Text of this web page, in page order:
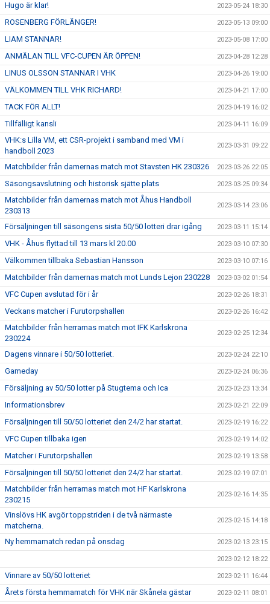
Hugo är klar! 2023-05-24 18:30
ROSENBERG FÖRLÄNGER! 2023-05-13 09:00
LIAM STANNAR! 2023-05-08 17:00
ANMÄLAN TILL VFC-CUPEN ÄR ÖPPEN! 2023-04-28 12:28
LINUS OLSSON STANNAR I VHK 2023-04-26 19:00
VÄLKOMMEN TILL VHK RICHARD! 2023-04-21 17:00
TACK FÖR ALLT! 2023-04-19 16:02
Tillfälligt kansli 2023-04-11 16:09
VHK:s Lilla VM, ett CSR-projekt i samband med VM i
handboll 2023
2023-03-31 09:22
Matchbilder från damernas match mot Stavsten HK 230326 2023-03-26 22:05
Säsongsavslutning och historisk sjätte plats 2023-03-25 09:34
Matchbilder från damernas match mot Åhus Handboll
230313
2023-03-14 23:06
Försäljningen till säsongens sista 50/50 lotteri drar igång 2023-03-11 15:14
VHK - Åhus flyttad till 13 mars kl 20.00 2023-03-10 07:30
Välkommen tillbaka Sebastian Hansson 2023-03-10 07:16
Matchbilder från damernas match mot Lunds Lejon 230228 2023-03-02 01:54
VFC Cupen avslutad för i år 2023-02-26 18:31
Veckans matcher i Furutorpshallen 2023-02-26 16:42
Matchbilder från herrarnas match mot IFK Karlskrona
230224
2023-02-25 12:34
Dagens vinnare i 50/50 lotteriet. 2023-02-24 22:10
Gameday 2023-02-24 06:36
Försäljning av 50/50 lotter på Stugtema och Ica 2023-02-23 13:34
Informationsbrev 2023-02-21 22:09
Försäljningen till 50/50 lotteriet den 24/2 har startat. 2023-02-19 16:22
VFC Cupen tillbaka igen 2023-02-19 14:02
Matcher i Furutorpshallen 2023-02-19 13:58
Försäljningen till 50/50 lotteriet den 24/2 har startat. 2023-02-19 07:01
Matchbilder från herrarnas match mot HF Karlskrona
230215
2023-02-16 14:35
Vinslövs HK avgör toppstriden i de två närmaste
matcherna.
2023-02-15 14:18
Ny hemmamatch redan på onsdag 2023-02-13 23:15
2023-02-12 18:22
Vinnare av 50/50 lotteriet 2023-02-11 16:44
Årets första hemmamatch för VHK när Skånela gästar 2023-02-11 08:01